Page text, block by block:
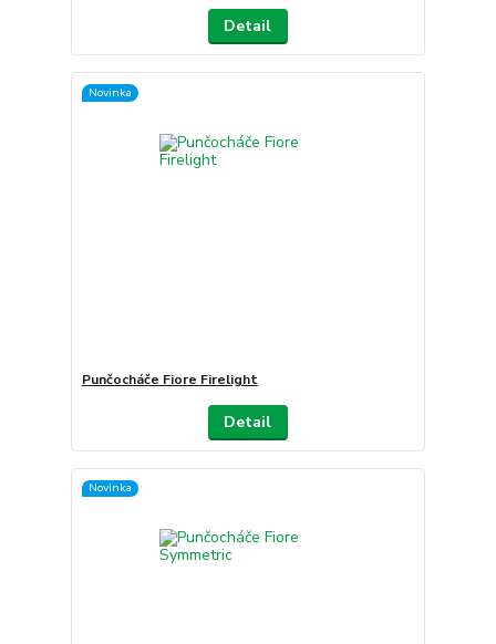
Detail
Novinka
Punčocháče Fiore Firelight
Detail
Novinka